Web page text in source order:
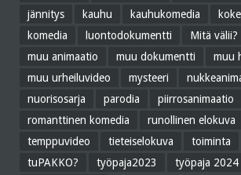
jännitys
kauhu kauhukomedia
komedia
luontodokumentti Mitä välii?
muu animaatio
muu dokumentti
muu
muu urheiluvideo
mysteeri
nuorisosarja
parodia piirrosanimaatio
romanttinen komedia
runollinen elokuva
temppuvideo
tieteiselokuva toiminta
tuPAKKO?
työpaja2023 työpaja 2024